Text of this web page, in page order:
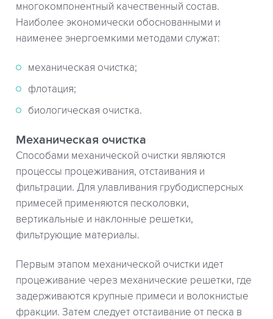
многокомпонентный качественный состав.
Наиболее экономически обоснованными и
наименее энергоемкими методами служат:
механическая очистка;
флотация;
биологическая очистка.
Механическая очистка
Способами механической очистки являются
процессы процеживания, отстаивания и
фильтрации. Для улавливания грубодисперсных
примесей применяются песколовки,
вертикальные и наклонные решетки,
фильтрующие материалы.
Первым этапом механической очистки идет
процеживание через механические решетки, где
задерживаются крупные примеси и волокнистые
фракции. Затем следует отстаивание от песка в